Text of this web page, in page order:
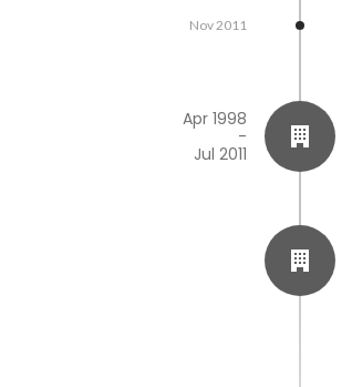
Nov 2011
Apr 1998
-
Jul 2011